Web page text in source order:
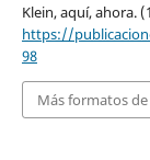
Klein, aquí, ahora.
https://
98
Más formatos